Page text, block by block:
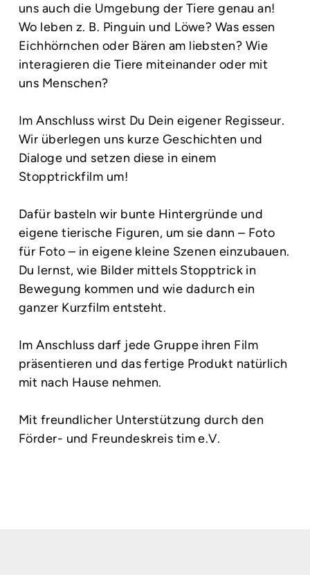
uns auch die Umgebung der Tiere genau an!
Wo leben z. B. Pinguin und Löwe? Was essen
Eichhörnchen oder Bären am liebsten? Wie
interagieren die Tiere miteinander oder mit
uns Menschen?
Im Anschluss wirst Du Dein eigener Regisseur.
Wir überlegen uns kurze Geschichten und
Dialoge und setzen diese in einem
Stopptrickfilm um!
Dafür basteln wir bunte Hintergründe und
eigene tierische Figuren, um sie dann – Foto
für Foto – in eigene kleine Szenen einzubauen.
Du lernst, wie Bilder mittels Stopptrick in
Bewegung kommen und wie dadurch ein
ganzer Kurzfilm entsteht.
Im Anschluss darf jede Gruppe ihren Film
präsentieren und das fertige Produkt natürlich
mit nach Hause nehmen.
Mit freundlicher Unterstützung durch den
Förder- und Freundeskreis tim e.V.